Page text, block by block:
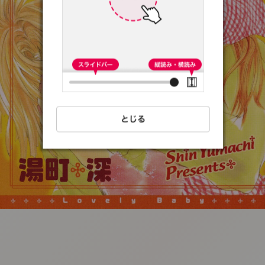
:692.15.692.35:t-
vnqp.lunrzsdszk.vn.oi